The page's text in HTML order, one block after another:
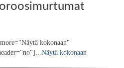
kokonaan"
Näytä kokonaan